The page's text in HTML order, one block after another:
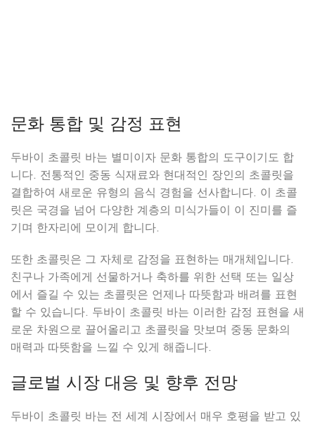
문화 통합 및 감정 표현
두바이 초콜릿 바는 별미이자 문화 통합의 도구이기도 합
니다. 전통적인 중동 식재료와 현대적인 장인의 초콜릿을
결합하여 새로운 유형의 음식 경험을 선사합니다. 이 초콜
릿은 국경을 넘어 다양한 계층의 미식가들이 이 진미를 즐
기며 한자리에 모이게 합니다.
또한 초콜릿은 그 자체로 감정을 표현하는 매개체입니다.
친구나 가족에게 선물하거나 축하를 위한 선택 또는 일상
에서 즐길 수 있는 초콜릿은 언제나 따뜻함과 배려를 표현
할 수 있습니다. 두바이 초콜릿 바는 이러한 감정 표현을 새
로운 차원으로 끌어올리고 초콜릿을 맛보며 중동 문화의
매력과 따뜻함을 느낄 수 있게 해줍니다.
글로벌 시장 대응 및 향후 전망
두바이 초콜릿 바는 전 세계 시장에서 매우 호평을 받고 있